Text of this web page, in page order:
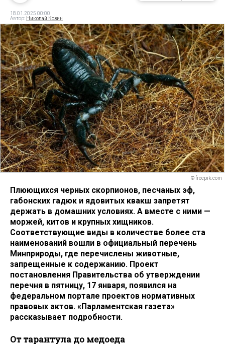
18.01.2025 00:00
Автор: Николай Козин
© freepik.com
Плюющихся черных скорпионов, песчаных эф,
габонских гадюк и ядовитых квакш запретят
держать в домашних условиях. А вместе с ними —
моржей, китов и крупных хищников.
Соответствующие виды в количестве более ста
наименований вошли в официальный перечень
Минприроды, где перечислены животные,
запрещенные к содержанию. Проект
постановления Правительства об утверждении
перечня в пятницу, 17 января, появился на
федеральном портале проектов нормативных
правовых актов. «Парламентская газета»
рассказывает подробности.
От тарантула до медоеда